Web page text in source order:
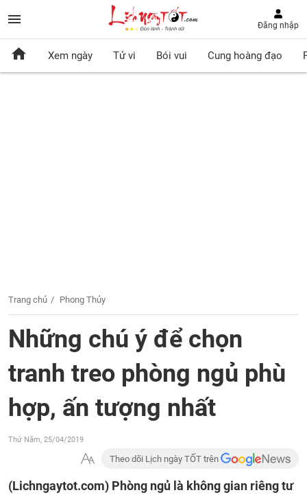
Đăng nhập
Xem ngày Tử vi Bói vui Cung hoàng đạo
Trang chủ Phong Thủy
Những chú ý để chọn
tranh treo phòng ngủ phù
hợp, ấn tượng nhất
Thứ Năm, 25/04/2019
Theo dõi Lịch ngày TỐT trên
(Lichngaytot.com) Phòng ngủ là không gian riêng tư